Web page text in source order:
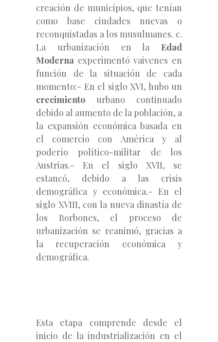
creación de municipios, que tenían
como base ciudades nuevas o
reconquistadas a los musulmanes. c.
La urbanización en la Edad
Moderna experimentó vaivenes en
función de la situación de cada
momento:- En el siglo XVI, hubo un
crecimiento urbano continuado
debido al aumento de la población, a
la expansión económica basada en
el comercio con América y al
poderío político-militar de los
Austrias.- En el siglo XVII, se
estancó, debido a las crisis
demográfica y económica.- En el
siglo XVIII, con la nueva dinastía de
los Borbones, el proceso de
urbanización se reanimó, gracias a
la recuperación económica y
demográfica.
Esta etapa comprende desde el
inicio de la industrialización en el